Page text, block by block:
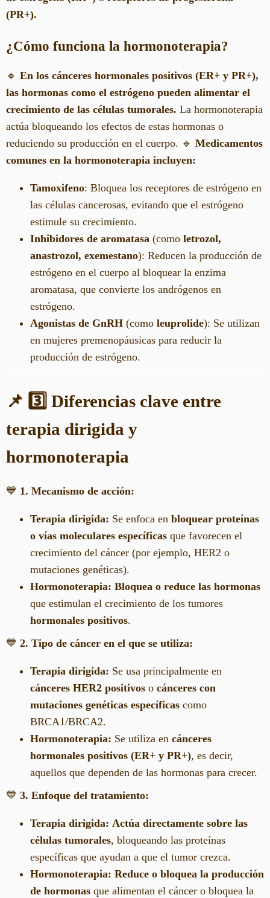
(PR+).
¿Cómo funciona la hormonoterapia?
🔹 En los cánceres hormonales positivos (ER+ y PR+),
las hormonas como el estrógeno pueden alimentar el
crecimiento de las células tumorales. La hormonoterapia
actúa bloqueando los efectos de estas hormonas o
reduciendo su producción en el cuerpo. 🔹 Medicamentos
comunes en la hormonoterapia incluyen:
Tamoxifeno: Bloquea los receptores de estrógeno en
las células cancerosas, evitando que el estrógeno
estimule su crecimiento.
Inhibidores de aromatasa (como letrozol,
anastrozol, exemestano): Reducen la producción de
estrógeno en el cuerpo al bloquear la enzima
aromatasa, que convierte los andrógenos en
estrógeno.
Agonistas de GnRH (como leuprolide): Se utilizan
en mujeres premenopáusicas para reducir la
producción de estrógeno.
📌 3️⃣ Diferencias clave entre
terapia dirigida y
hormonoterapia
💙 1. Mecanismo de acción:
Terapia dirigida: Se enfoca en bloquear proteínas
o vías moleculares específicas que favorecen el
crecimiento del cáncer (por ejemplo, HER2 o
mutaciones genéticas).
Hormonoterapia: Bloquea o reduce las hormonas
que estimulan el crecimiento de los tumores
hormonales positivos.
💙 2. Tipo de cáncer en el que se utiliza:
Terapia dirigida: Se usa principalmente en
cánceres HER2 positivos o cánceres con
mutaciones genéticas específicas como
BRCA1/BRCA2.
Hormonoterapia: Se utiliza en cánceres
hormonales positivos (ER+ y PR+), es decir,
aquellos que dependen de las hormonas para crecer.
💙 3. Enfoque del tratamiento:
Terapia dirigida: Actúa directamente sobre las
células tumorales, bloqueando las proteínas
específicas que ayudan a que el tumor crezca.
Hormonoterapia: Reduce o bloquea la producción
de hormonas que alimentan el cáncer o bloquea la